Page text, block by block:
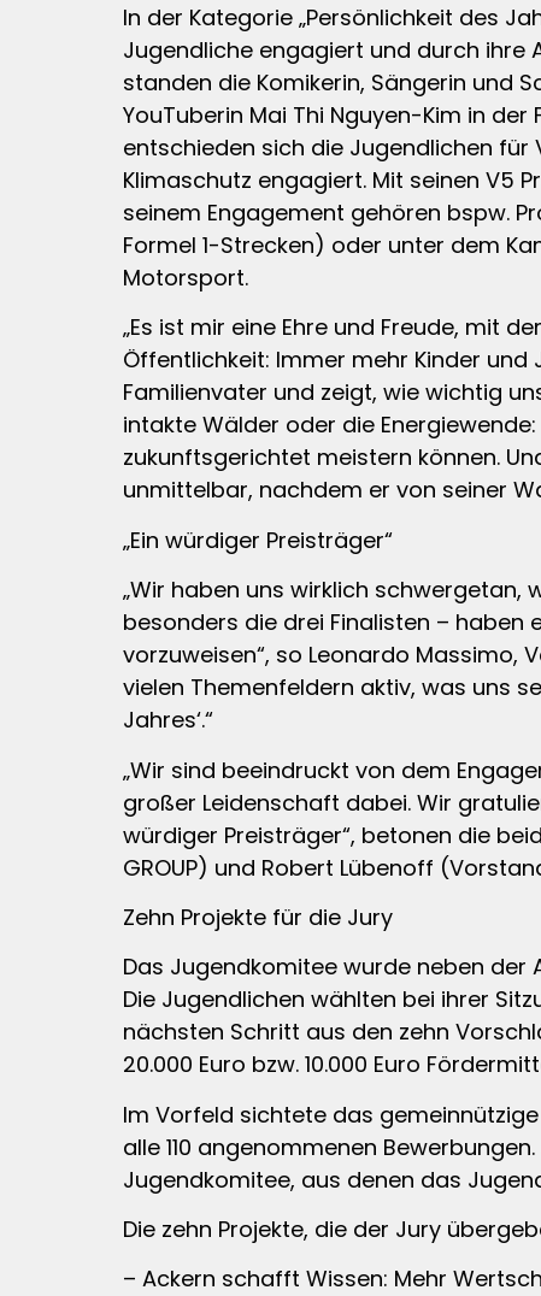
In der Kategorie „Persönlichkeit des
Jugendliche engagiert und durch ihre
standen die Komikerin, Sängerin und
YouTuberin Mai Thi Nguyen-Kim in
entschieden sich die Jugendlichen
Klimaschutz engagiert. Mit seinen V5
seinem Engagement gehören bspw.
Formel 1-Strecken) oder unter dem
Motorsport.
„Es ist mir eine Ehre und Freude, mit
Öffentlichkeit: Immer mehr Kinder und
Familienvater und zeigt, wie wichtig
intakte Wälder oder die
zukunftsgerichtet meistern können.
unmittelbar, nachdem er von seiner
„Ein würdiger Preisträger“
„Wir haben uns wirklich schwergetan,
besonders die drei Finalisten –
vorzuweisen“, so Leonardo Massimo,
vielen Themenfeldern aktiv, was uns
Jahres‘.“
„Wir sind beeindruckt von dem
großer Leidenschaft dabei. Wir
würdiger Preisträger“, betonen die
GROUP) und Robert Lübenoff
Zehn Projekte für die Jury
Das Jugendkomitee wurde neben der
Die Jugendlichen wählten bei ihrer
nächsten Schritt aus den zehn
20.000 Euro bzw. 10.000 Euro
Im Vorfeld sichtete das gemeinnützige
alle 110 angenommenen
Jugendkomitee, aus denen das
Die zehn Projekte, die der Jury
– Ackern schafft Wissen: Mehr